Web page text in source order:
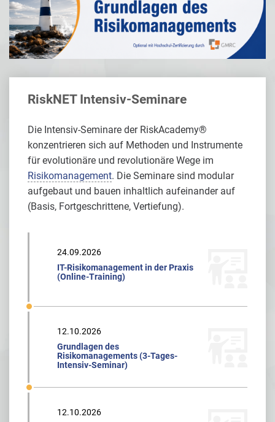
RiskNET Intensiv-Seminare
Die Intensiv-Seminare der RiskAcademy®
konzentrieren sich auf Methoden und Instrumente
für evolutionäre und revolutionäre Wege im
Risikomanagement. Die Seminare sind modular
aufgebaut und bauen inhaltlich aufeinander auf
(Basis, Fortgeschrittene, Vertiefung).
24.09.2026
IT-Risikomanagement in der Praxis
(Online-Training)
12.10.2026
Grundlagen des
Risikomanagements (3-Tages-
Intensiv-Seminar)
12.10.2026